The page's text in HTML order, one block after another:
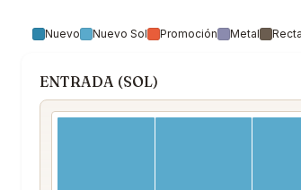
Nuevo Nuevo Sol Promoción Metal
ENTRADA (SOL)